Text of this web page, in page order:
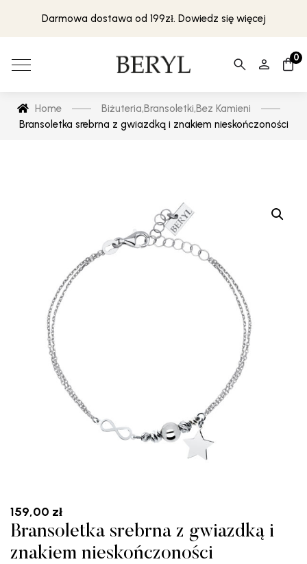
Darmowa dostawa od 199zł. Dowiedz się więcej
0
Home Biżuteria,Bransoletki,Bez Kamieni
Bransoletka srebrna z gwiazdką i znakiem nieskończoności
159,00 zł
Bransoletka srebrna z gwiazdką i
znakiem nieskończoności